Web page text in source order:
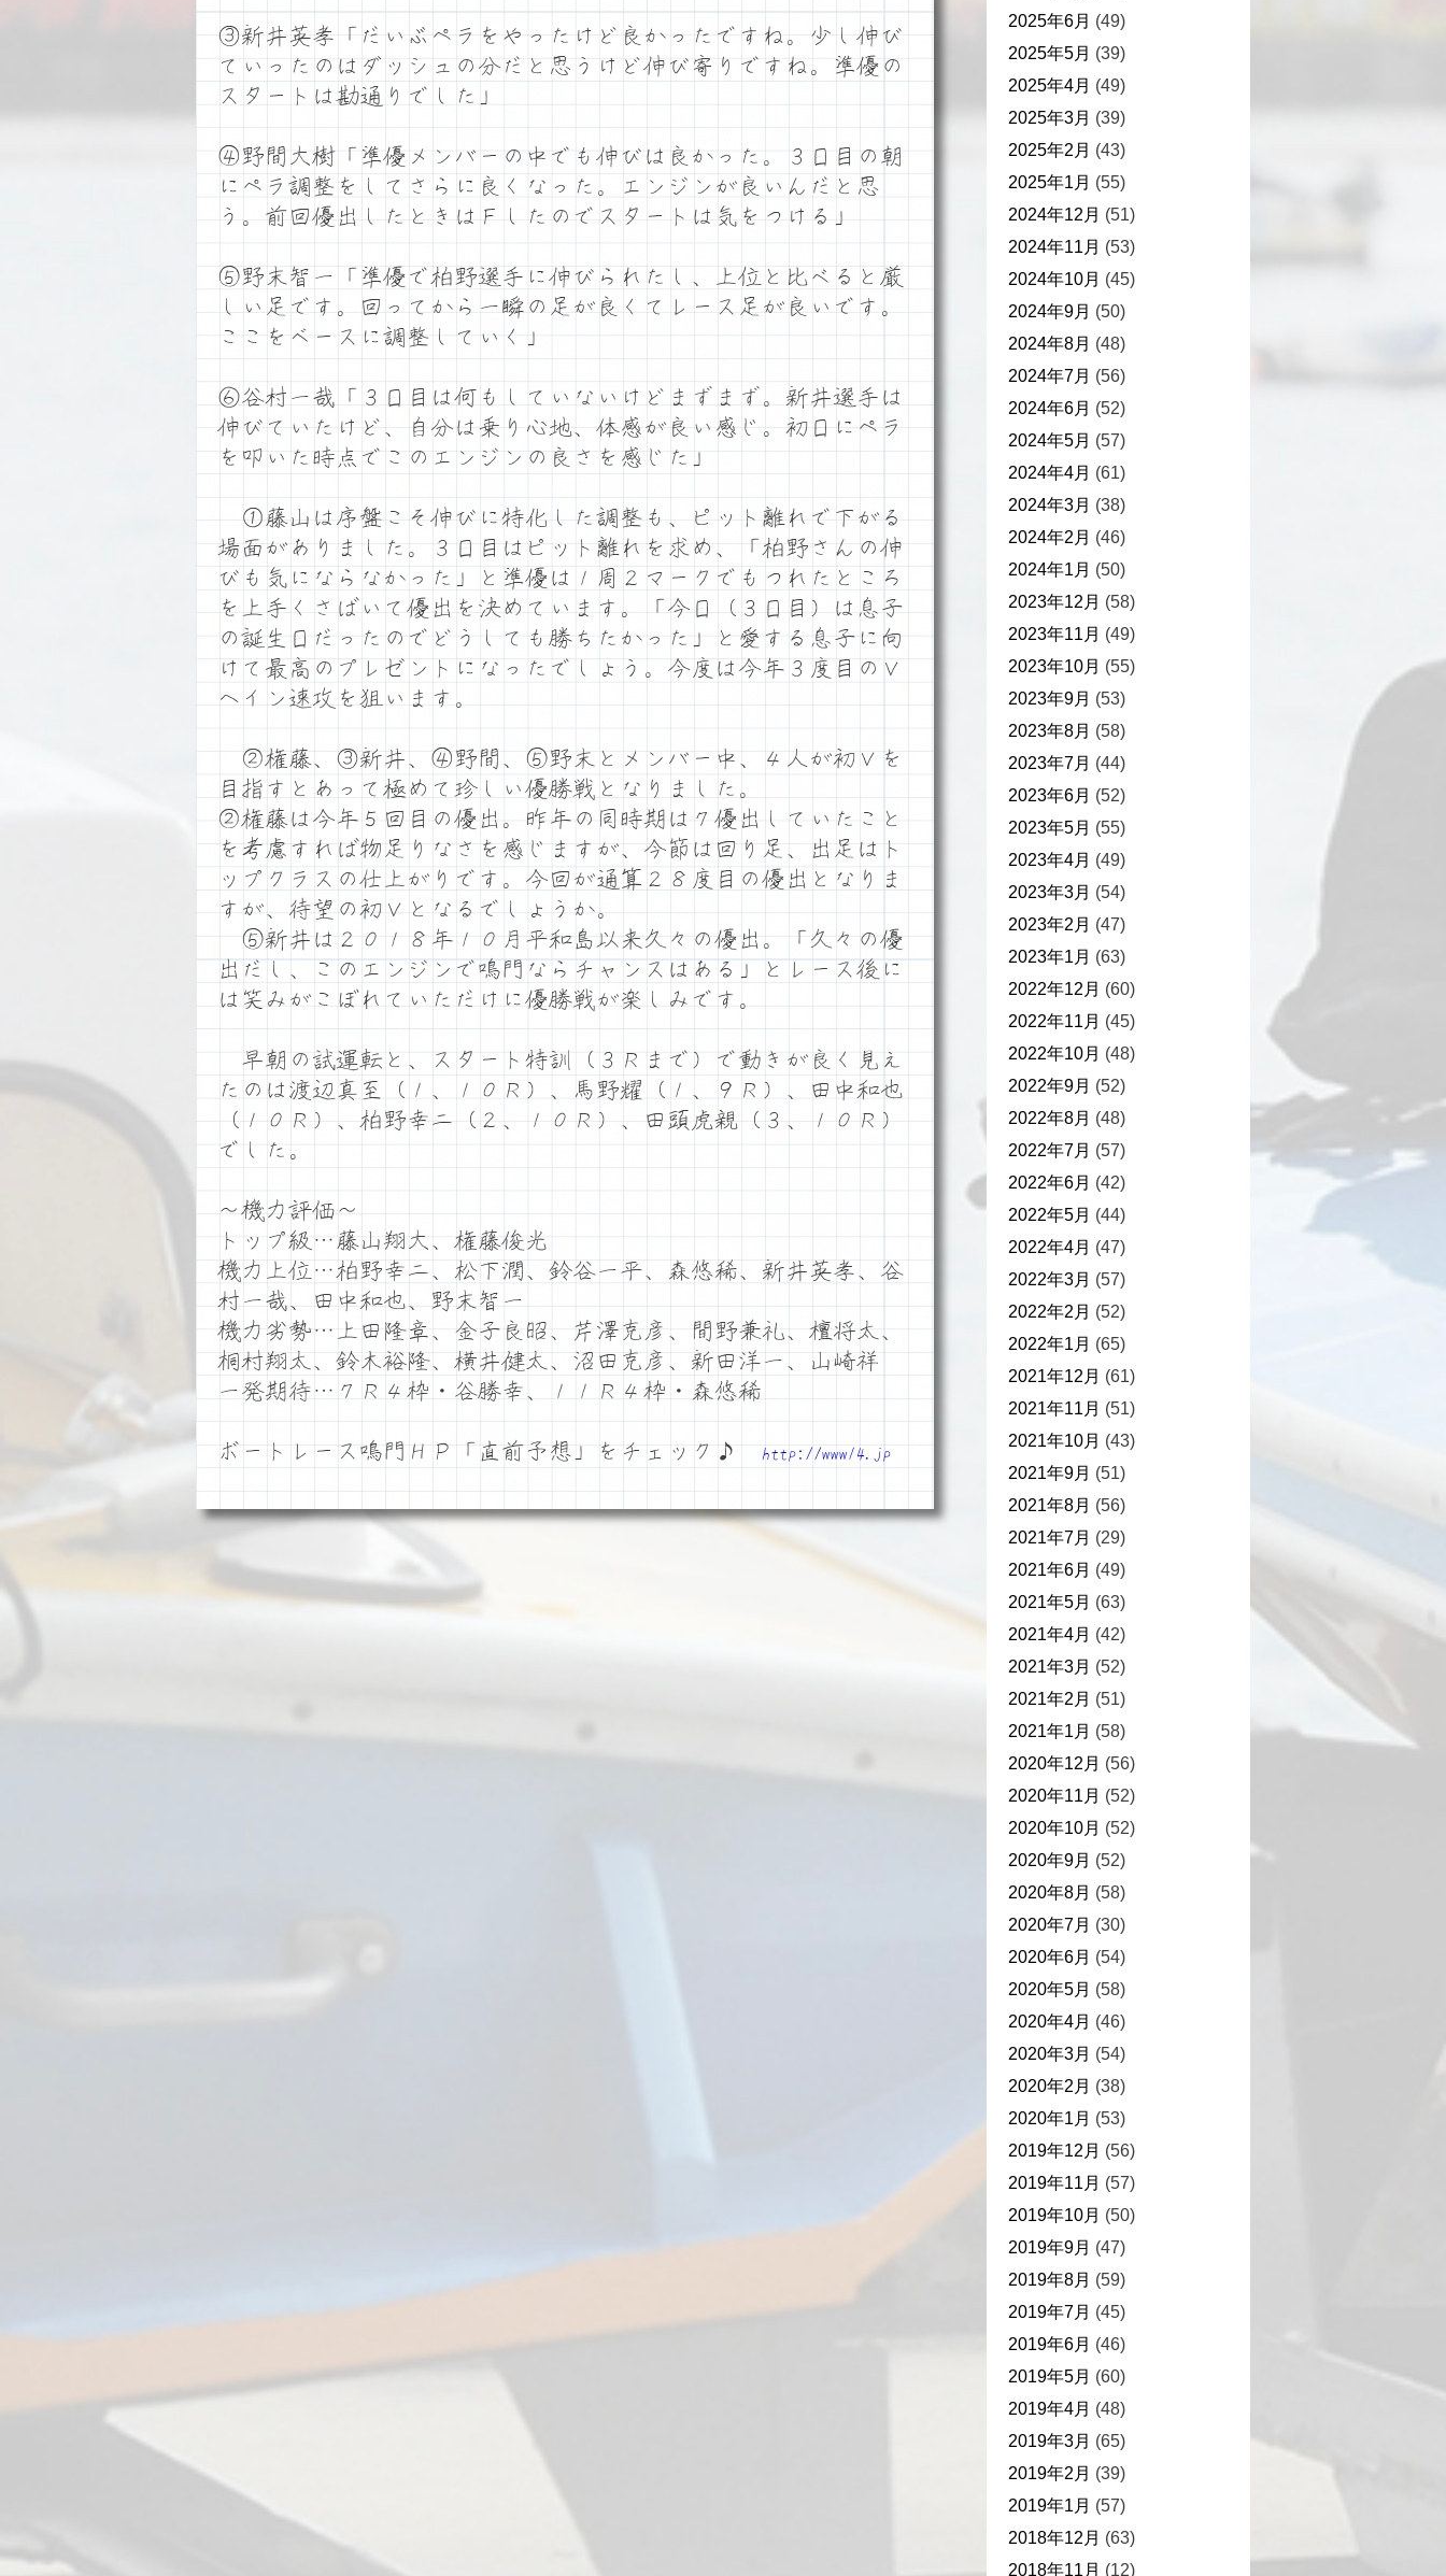
③新井英孝「だいぶペラをやったけど良かったですね。少し伸び
ていったのはダッシュの分だと思うけど伸び寄りですね。準優の
スタートは勘通りでした」
④野間大樹「準優メンバーの中でも伸びは良かった。３日目の朝
にペラ調整をしてさらに良くなった。エンジンが良いんだと思
う。前回優出したときはＦしたのでスタートは気をつける」
⑤野末智一「準優で柏野選手に伸びられたし、上位と比べると厳
しい足です。回ってから一瞬の足が良くてレース足が良いです。
ここをベースに調整していく」
⑥谷村一哉「３日目は何もしていないけどまずまず。新井選手は
伸びていたけど、自分は乗り心地、体感が良い感じ。初日にペラ
を叩いた時点でこのエンジンの良さを感じた」
①藤山は序盤こそ伸びに特化した調整も、ピット離れで下がる
場面がありました。３日目はピット離れを求め、「柏野さんの伸
びも気にならなかった」と準優は１周２マークでもつれたところ
を上手くさばいて優出を決めています。「今日（３日目）は息子
の誕生日だったのでどうしても勝ちたかった」と愛する息子に向
けて最高のプレゼントになったでしょう。今度は今年３度目のＶ
へイン速攻を狙います。
②権藤、③新井、④野間、⑤野末とメンバー中、４人が初Ｖを
目指すとあって極めて珍しい優勝戦となりました。
②権藤は今年５回目の優出。昨年の同時期は７優出していたこと
を考慮すれば物足りなさを感じますが、今節は回り足、出足はト
ップクラスの仕上がりです。今回が通算２８度目の優出となりま
すが、待望の初Ｖとなるでしょうか。
⑤新井は２０１８年１０月平和島以来久々の優出。「久々の優
出だし、このエンジンで鳴門ならチャンスはある」とレース後に
は笑みがこぼれていただけに優勝戦が楽しみです。
早朝の試運転と、スタート特訓（３Ｒまで）で動きが良く見え
たのは渡辺真至（１、１０Ｒ）、馬野耀（１、９Ｒ）、田中和也
（１０Ｒ）、柏野幸二（２、１０Ｒ）、田頭虎親（３、１０Ｒ）
でした。
～機力評価～
トップ級…藤山翔大、権藤俊光
機力上位…柏野幸二、松下潤、鈴谷一平、森悠稀、新井英孝、谷
村一哉、田中和也、野末智一
機力劣勢…上田隆章、金子良昭、芹澤克彦、間野兼礼、檀将太、
桐村翔太、鈴木裕隆、横井健太、沼田克彦、新田洋一、山崎祥
一発期待…７Ｒ４枠・谷勝幸、１１Ｒ４枠・森悠稀
ボートレース鳴門ＨＰ「直前予想」をチェック♪ http://www14.jp
2025年6月 (49)
2025年5月 (39)
2025年4月 (49)
2025年3月 (39)
2025年2月 (43)
2025年1月 (55)
2024年12月 (51)
2024年11月 (53)
2024年10月 (45)
2024年9月 (50)
2024年8月 (48)
2024年7月 (56)
2024年6月 (52)
2024年5月 (57)
2024年4月 (61)
2024年3月 (38)
2024年2月 (46)
2024年1月 (50)
2023年12月 (58)
2023年11月 (49)
2023年10月 (55)
2023年9月 (53)
2023年8月 (58)
2023年7月 (44)
2023年6月 (52)
2023年5月 (55)
2023年4月 (49)
2023年3月 (54)
2023年2月 (47)
2023年1月 (63)
2022年12月 (60)
2022年11月 (45)
2022年10月 (48)
2022年9月 (52)
2022年8月 (48)
2022年7月 (57)
2022年6月 (42)
2022年5月 (44)
2022年4月 (47)
2022年3月 (57)
2022年2月 (52)
2022年1月 (65)
2021年12月 (61)
2021年11月 (51)
2021年10月 (43)
2021年9月 (51)
2021年8月 (56)
2021年7月 (29)
2021年6月 (49)
2021年5月 (63)
2021年4月 (42)
2021年3月 (52)
2021年2月 (51)
2021年1月 (58)
2020年12月 (56)
2020年11月 (52)
2020年10月 (52)
2020年9月 (52)
2020年8月 (58)
2020年7月 (30)
2020年6月 (54)
2020年5月 (58)
2020年4月 (46)
2020年3月 (54)
2020年2月 (38)
2020年1月 (53)
2019年12月 (56)
2019年11月 (57)
2019年10月 (50)
2019年9月 (47)
2019年8月 (59)
2019年7月 (45)
2019年6月 (46)
2019年5月 (60)
2019年4月 (48)
2019年3月 (65)
2019年2月 (39)
2019年1月 (57)
2018年12月 (63)
2018年11月 (12)